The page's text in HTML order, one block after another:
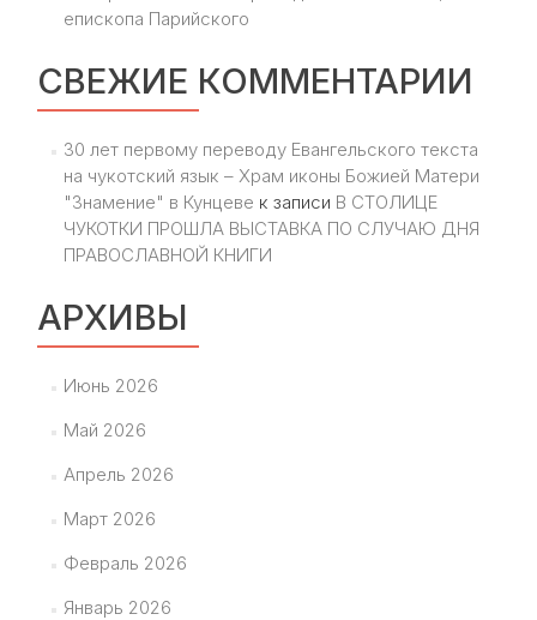
епископа Парийского
СВЕЖИЕ КОММЕНТАРИИ
30 лет первому переводу Евангельского текста
на чукотский язык – Храм иконы Божией Матери
"Знамение" в Кунцеве к записи В СТОЛИЦЕ
ЧУКОТКИ ПРОШЛА ВЫСТАВКА ПО СЛУЧАЮ ДНЯ
ПРАВОСЛАВНОЙ КНИГИ
АРХИВЫ
Июнь 2026
Май 2026
Апрель 2026
Март 2026
Февраль 2026
Январь 2026